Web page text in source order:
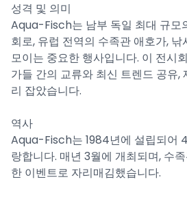
성격 및 의미
Aqua-Fisch는 남부 독일 최대 규모
회로, 유럽 전역의 수족관 애호가,
모이는 중요한 행사입니다. 이 전시
가들 간의 교류와 최신 트렌드 공유,
리 잡았습니다.
역사
Aqua-Fisch는 1984년에 설립되어
랑합니다. 매년 3월에 개최되며, 수
한 이벤트로 자리매김했습니다.